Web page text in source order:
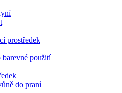
prostředek
použití
do praní